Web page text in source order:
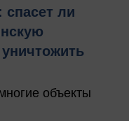
спасет ли
объекты